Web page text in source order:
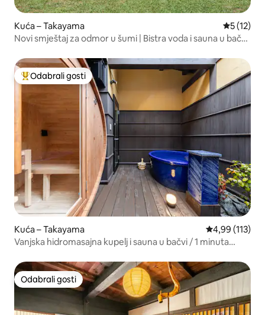
Kuća – Takayama Prosječna
5 (12)
Novi smještaj za odmor u šumi | Bistra voda i sauna u bačvi.
Među najviše rangiranima s oznakom „Odabrali gosti”
Odabrali gosti
Kuća – Takayama Prosječna
4,99 (113)
Vanjska hidromasajna kupelj i sauna u bačvi / 1 minuta
Odabrali gosti
Odabrali gosti